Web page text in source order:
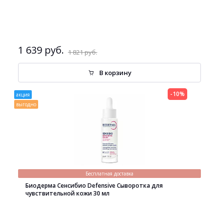
1 639 руб. 1 821 руб.
В корзину
акция
выгодно
Бесплатная доставка
Биодерма Сенсибио Defensive Сыворотка для
чувствительной кожи 30 мл
-10%